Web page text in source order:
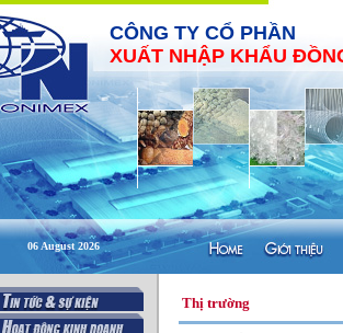
CÔNG TY CỔ PHẦN
XUẤT NHẬP KHẨU
06 August 2026
Thị trường